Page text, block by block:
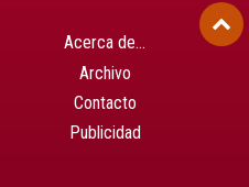
Acerca de…
Archivo
Contacto
Publicidad